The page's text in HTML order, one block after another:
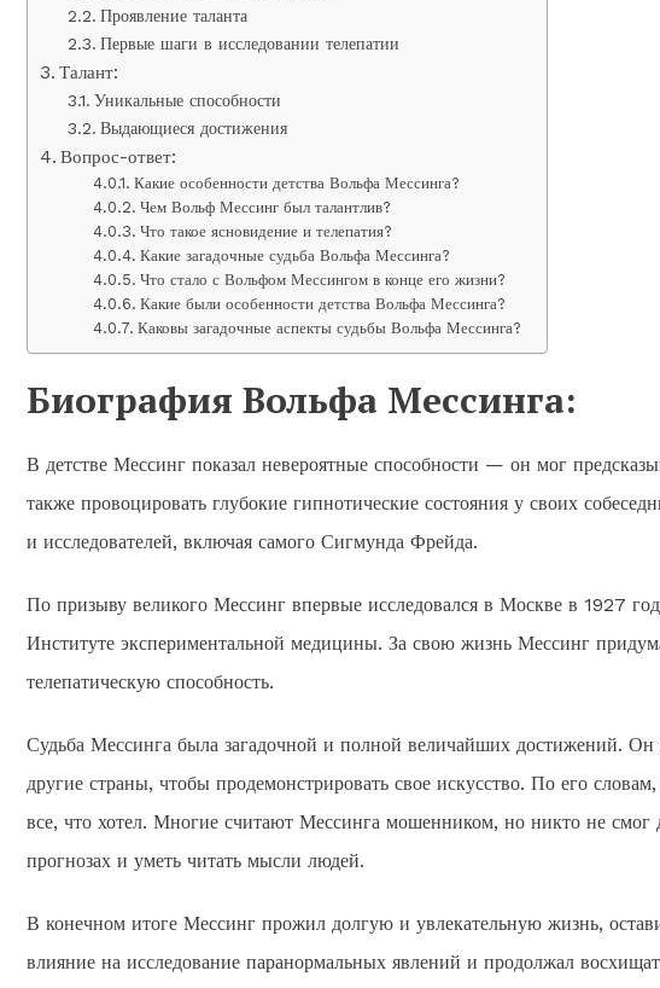
Проявление таланта
Первые шаги в исследовании телепатии
Талант:
Уникальные способности
Выдающиеся достижения
Вопрос-ответ:
Какие особенности детства Вольфа Мессинга?
Чем Вольф Мессинг был талантлив?
Что такое ясновидение и телепатия?
Какие загадочные судьба Вольфа Мессинга?
Что стало с Вольфом Мессингом в конце его жизни?
Какие были особенности детства Вольфа Мессинга?
Каковы загадочные аспекты судьбы Вольфа Мессинга?
Биография Вольфа Мессинга:
В детстве Мессинг показал невероятные способности — он мог
также провоцировать глубокие гипнотические состояния у своих
и исследователей, включая самого Сигмунда Фрейда.
По призыву великого Мессинг впервые исследовался в Москве в 1927
Институте экспериментальной медицины. За свою жизнь Мессинг
телепатическую способность.
Судьба Мессинга была загадочной и полной величайших достижений.
другие страны, чтобы продемонстрировать свое искусство. По его
все, что хотел. Многие считают Мессинга мошенником, но никто не смог
прогнозах и уметь читать мысли людей.
В конечном итоге Мессинг прожил долгую и увлекательную жизнь,
влияние на исследование паранормальных явлений и продолжал